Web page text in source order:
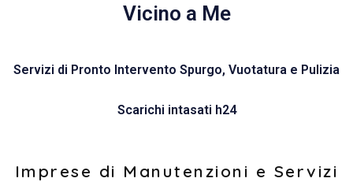
Vicino a Me
Servizi di Pronto Intervento Spurgo, Vuotatura e Pulizia
Scarichi intasati h24
Imprese di Manutenzioni e Servizi